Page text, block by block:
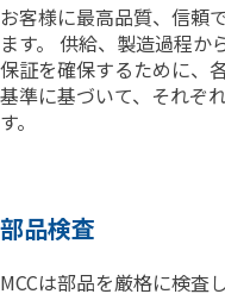
お客様に最高品質、信頼
ます。 供給、製造過程
保証を確保するために、
基準に基づいて、それぞ
す。
部品検査
MCCは部品を厳格に検査